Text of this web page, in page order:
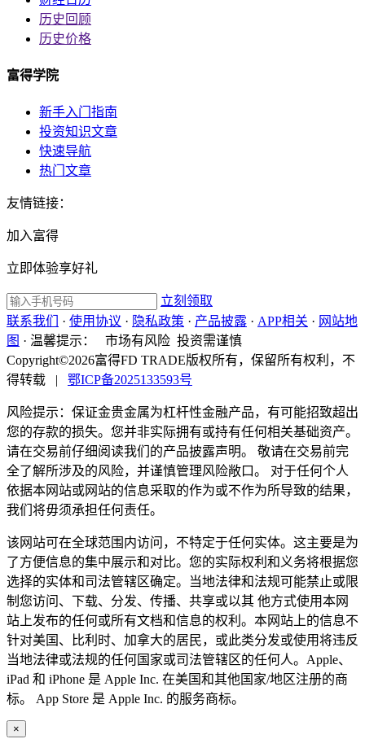
历史回顾
历史价格
富得学院
新手入门指南
投资知识文章
快速导航
热门文章
友情链接：
加入富得
立即体验享好礼
立刻领取
联系我们
· 使用协议 · 隐私政策 · 产品披露 · APP相关 · 网站地
图 · 温馨提示：
市场有风险 投资需谨慎
Copyright©2026富得FD TRADE版权所有，保留所有权利，不
得转载
| 鄂ICP备2025133593号
风险提示：保证金贵金属为杠杆性金融产品，有可能招致超出
您的存款的损失。您并非实际拥有或持有任何相关基础资产。
请在交易前仔细阅读我们的产品披露声明。 敬请在交易前完
全了解所涉及的风险，并谨慎管理风险敞口。 对于任何个人
依据本网站或网站的信息采取的作为或不作为所导致的结果，
我们将毋须承担任何责任。
该网站可在全球范围内访问，不特定于任何实体。这主要是为
了方便信息的集中展示和对比。您的实际权利和义务将根据您
选择的实体和司法管辖区确定。当地法律和法规可能禁止或限
制您访问、下载、分发、传播、共享或以其 他方式使用本网
站上发布的任何或所有文档和信息的权利。本网站上的信息不
针对美国、比利时、加拿大的居民，或此类分发或使用将违反
当地法律或法规的任何国家或司法管辖区的任何人。Apple、
iPad 和 iPhone 是 Apple Inc. 在美国和其他国家/地区注册的商
标。 App Store 是 Apple Inc. 的服务商标。
×